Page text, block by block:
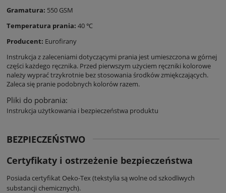
Gramatura: 550 GSM
Temperatura prania: 40 ℃
Producent: Eurofirany
Instrukcja z zaleceniami dotyczącymi prania jest umieszczona w górnej
części każdego ręcznika. Przed pierwszym użyciem ręczniki kolorowe
należy wyprać trzykrotnie bez stosowania środków zmiękczających.
Zaleca się pranie podobnych kolorów razem.
Pliki do pobrania:
Instrukcja użytkowania i bezpieczeństwa produktu
BEZPIECZEŃSTWO
Certyfikaty i ostrzeżenie bezpieczeństwa
Posiada certyfikat Oeko-Tex (tekstylia są wolne od szkodliwych
substancji chemicznych).